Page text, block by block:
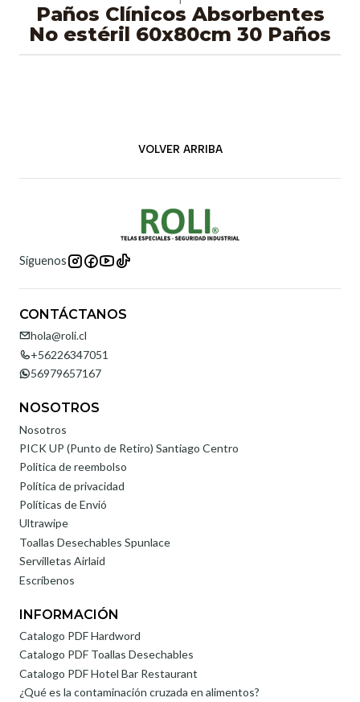
Paños Clínicos Absorbentes
No estéril 60x80cm 30 Paños
VOLVER ARRIBA
Síguenos
CONTÁCTANOS
hola@roli.cl
+56226347051
56979657167
NOSOTROS
Nosotros
PICK UP (Punto de Retiro) Santiago Centro
Politica de reembolso
Política de privacidad
Políticas de Envió
Ultrawipe
Toallas Desechables Spunlace
Servilletas Airlaid
Escríbenos
INFORMACIÓN
Catalogo PDF Hardword
Catalogo PDF Toallas Desechables
Catalogo PDF Hotel Bar Restaurant
¿Qué es la contaminación cruzada en alimentos?